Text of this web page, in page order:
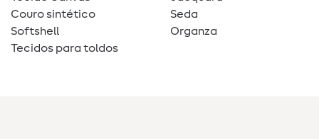
Couro sintético
Softshell
Tecidos para toldos
Seda
Organza